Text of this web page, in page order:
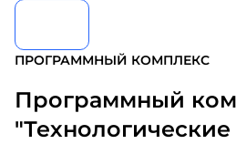
ПРОГРАММНЫЙ КОМПЛЕКС
Программный